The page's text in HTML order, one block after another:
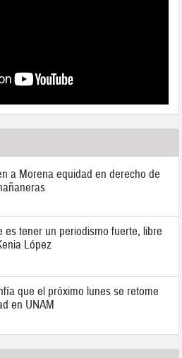
a Morena equidad en derecho de
es tener un periodismo fuerte, libre
López
que el próximo lunes se retome
en UNAM